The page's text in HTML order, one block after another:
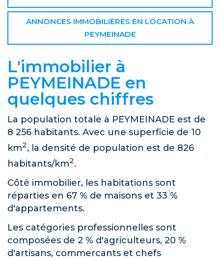
ANNONCES IMMOBILIÈRES EN LOCATION À
PEYMEINADE
L'immobilier à
PEYMEINADE en
quelques chiffres
La population totale à PEYMEINADE est de
8 256 habitants. Avec une superficie de 10
km2, la densité de population est de 826
habitants/km2.
Côté immobilier, les habitations sont
réparties en 67 % de maisons et 33 %
d'appartements.
Les catégories professionnelles sont
composées de 2 % d'agriculteurs, 20 %
d'artisans, commercants et chefs